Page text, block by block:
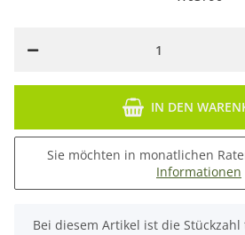
IN DEN
Sie möchten in monatlichen
Informationen
x
Bei diesem Artikel ist die Stückzahl